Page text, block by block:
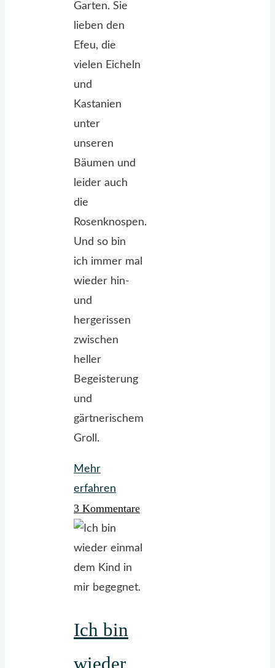
Garten. Sie
lieben den
Efeu, die
vielen Eicheln
und
Kastanien
unter
unseren
Bäumen und
leider auch
die
Rosenknospen.
Und so bin
ich immer mal
wieder hin-
und
hergerissen
zwischen
heller
Begeisterung
und
gärtnerischem
Groll.
Mehr
erfahren
im
Rehle.
Rehle.
Rehle."
3 Kommentare
Ich bin
wieder